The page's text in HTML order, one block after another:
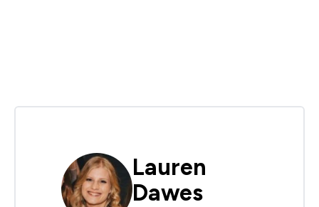
Lauren
Dawes